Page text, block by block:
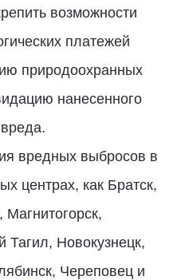
возможности
платежей
природоохранных
нанесенного
вредных выбросов в
центрах, как Братск,
Магнитогорск,
Тагил, Новокузнецк,
Череповец и